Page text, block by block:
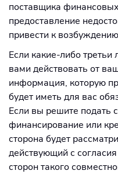
поставщика
предоставление
привести к
Если какие-либо
вами действовать от
информация, которую
будет иметь для вас
Если вы решите подать
финансирование или
сторона будет
действующий с
сторон такого